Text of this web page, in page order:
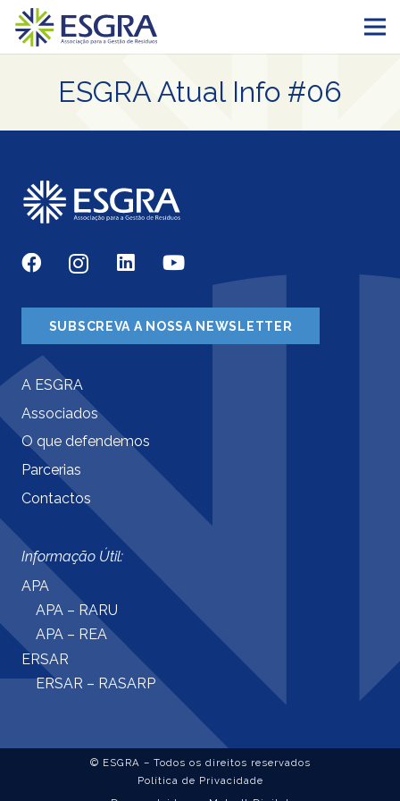
ESGRA Atual Info #06
SUBSCREVA A NOSSA NEWSLETTER
A ESGRA
Associados
O que defendemos
Parcerias
Contactos
Informação Útil:
APA
APA – RARU
APA – REA
ERSAR
ERSAR – RASARP
© ESGRA – Todos os direitos reservados
Política de Privacidade